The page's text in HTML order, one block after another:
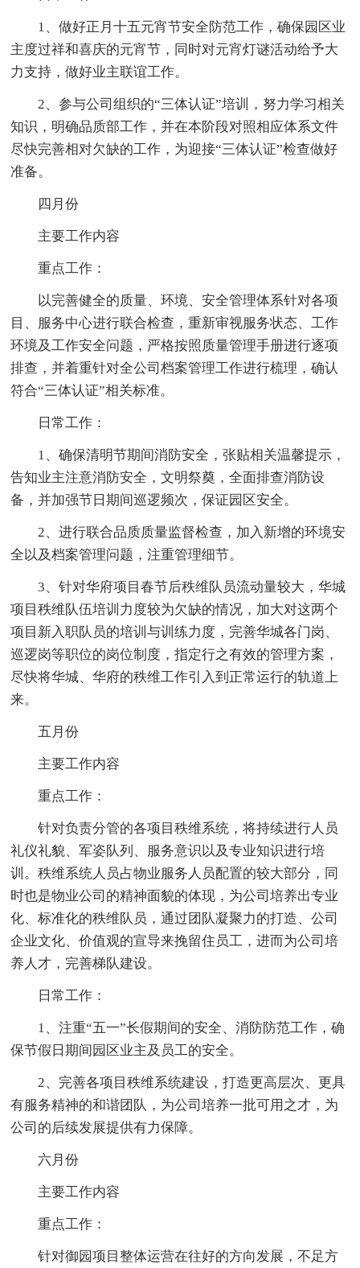
1、做好正月十五元宵节安全防范工作，确保园区业
主度过祥和喜庆的元宵节，同时对元宵灯谜活动给予大
力支持，做好业主联谊工作。
2、参与公司组织的“三体认证”培训，努力学习相关
知识，明确品质部工作，并在本阶段对照相应体系文件
尽快完善相对欠缺的工作，为迎接“三体认证”检查做好
准备。
四月份
主要工作内容
重点工作：
以完善健全的质量、环境、安全管理体系针对各项
目、服务中心进行联合检查，重新审视服务状态、工作
环境及工作安全问题，严格按照质量管理手册进行逐项
排查，并着重针对全公司档案管理工作进行梳理，确认
符合“三体认证”相关标准。
日常工作：
1、确保清明节期间消防安全，张贴相关温馨提示，
告知业主注意消防安全，文明祭奠，全面排查消防设
备，并加强节日期间巡逻频次，保证园区安全。
2、进行联合品质质量监督检查，加入新增的环境安
全以及档案管理问题，注重管理细节。
3、针对华府项目春节后秩维队员流动量较大，华城
项目秩维队伍培训力度较为欠缺的情况，加大对这两个
项目新入职队员的培训与训练力度，完善华城各门岗、
巡逻岗等职位的岗位制度，指定行之有效的管理方案，
尽快将华城、华府的秩维工作引入到正常运行的轨道上
来。
五月份
主要工作内容
重点工作：
针对负责分管的各项目秩维系统，将持续进行人员
礼仪礼貌、军姿队列、服务意识以及专业知识进行培
训。秩维系统人员占物业服务人员配置的较大部分，同
时也是物业公司的精神面貌的体现，为公司培养出专业
化、标准化的秩维队员，通过团队凝聚力的打造、公司
企业文化、价值观的宣导来挽留住员工，进而为公司培
养人才，完善梯队建设。
日常工作：
1、注重“五一”长假期间的安全、消防防范工作，确
保节假日期间园区业主及员工的安全。
2、完善各项目秩维系统建设，打造更高层次、更具
有服务精神的和谐团队，为公司培养一批可用之才，为
公司的后续发展提供有力保障。
六月份
主要工作内容
重点工作：
针对御园项目整体运营在往好的方向发展，不足方